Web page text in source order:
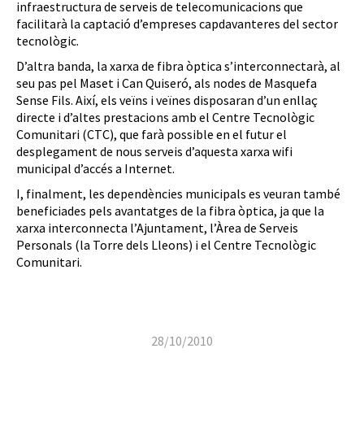
infraestructura de serveis de telecomunicacions que
facilitarà la captació d’empreses capdavanteres del sector
tecnològic.
D’altra banda, la xarxa de fibra òptica s’interconnectarà, al
seu pas pel Maset i Can Quiseró, als nodes de Masquefa
Sense Fils. Així, els veïns i veïnes disposaran d’un enllaç
directe i d’altes prestacions amb el Centre Tecnològic
Comunitari (CTC), que farà possible en el futur el
desplegament de nous serveis d’aquesta xarxa wifi
municipal d’accés a Internet.
I, finalment, les dependències municipals es veuran també
beneficiades pels avantatges de la fibra òptica, ja que la
xarxa interconnecta l’Ajuntament, l’Àrea de Serveis
Personals (la Torre dels Lleons) i el Centre Tecnològic
Comunitari.
28/10/2010